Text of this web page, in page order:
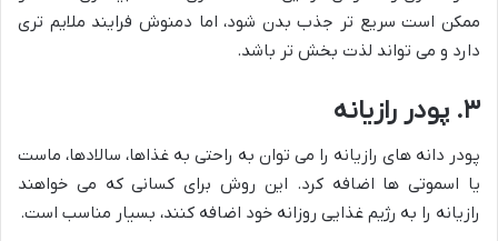
ممکن است سریع تر جذب بدن شود، اما دمنوش فرایند ملایم تری
دارد و می تواند لذت بخش تر باشد.
۳. پودر رازیانه
پودر دانه های رازیانه را می توان به راحتی به غذاها، سالادها، ماست
یا اسموتی ها اضافه کرد. این روش برای کسانی که می خواهند
رازیانه را به رژیم غذایی روزانه خود اضافه کنند، بسیار مناسب است.